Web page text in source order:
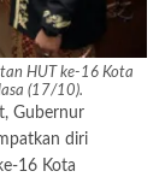
HUT ke-16 Kota
(17/10).
Gubernur
diri
16 Kota